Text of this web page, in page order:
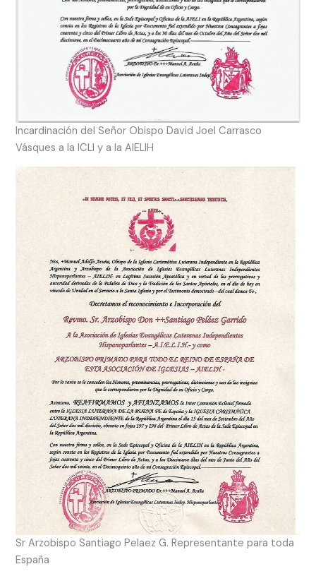
Incardinación del Señor Obispo David Joel Carrasco
Vásques a la ICLI y a la AIELIH
Sr Arzobispo Santiago Pelaez G. Representante para toda
España